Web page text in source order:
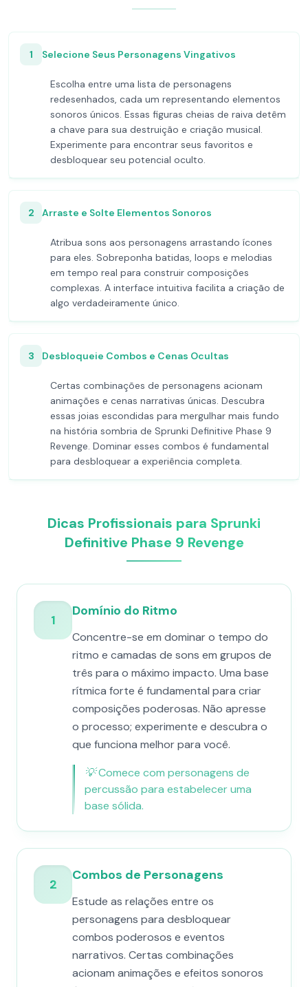
1 Selecione Seus Personagens Vingativos
Escolha entre uma lista de personagens
redesenhados, cada um representando elementos
sonoros únicos. Essas figuras cheias de raiva detêm
a chave para sua destruição e criação musical.
Experimente para encontrar seus favoritos e
desbloquear seu potencial oculto.
2 Arraste e Solte Elementos Sonoros
Atribua sons aos personagens arrastando ícones
para eles. Sobreponha batidas, loops e melodias
em tempo real para construir composições
complexas. A interface intuitiva facilita a criação de
algo verdadeiramente único.
3 Desbloqueie Combos e Cenas Ocultas
Certas combinações de personagens acionam
animações e cenas narrativas únicas. Descubra
essas joias escondidas para mergulhar mais fundo
na história sombria de Sprunki Definitive Phase 9
Revenge. Dominar esses combos é fundamental
para desbloquear a experiência completa.
Dicas Profissionais para Sprunki
Definitive Phase 9 Revenge
1
Domínio do Ritmo
Concentre-se em dominar o tempo do
ritmo e camadas de sons em grupos de
três para o máximo impacto. Uma base
rítmica forte é fundamental para criar
composições poderosas. Não apresse
o processo; experimente e descubra o
que funciona melhor para você.
💡Comece com personagens de
percussão para estabelecer uma
base sólida.
2
Combos de Personagens
Estude as relações entre os
personagens para desbloquear
combos poderosos e eventos
narrativos. Certas combinações
acionam animações e efeitos sonoros